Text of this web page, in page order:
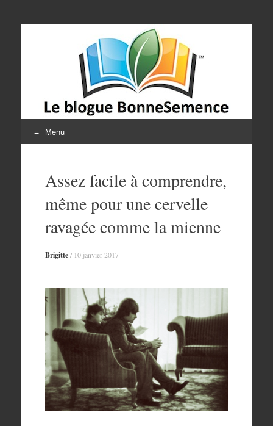
Le blogue
BonneSemence
Menu
contenuAssez facile à comprendre,
même pour une cervelle
ravagée comme la mienne
Brigitte/ 10 janvier 2017